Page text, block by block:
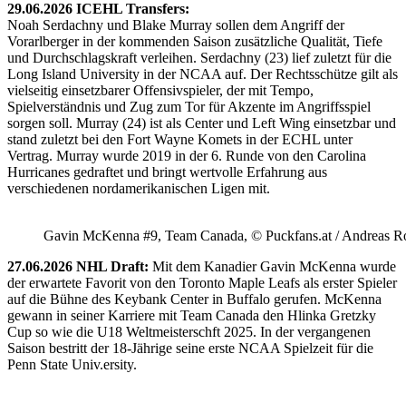
29.06.2026 ICEHL Transfers:
Noah Serdachny und Blake Murray sollen dem Angriff der
Vorarlberger in der kommenden Saison zusätzliche Qualität, Tiefe
und Durchschlagskraft verleihen. Serdachny (23) lief zuletzt für die
Long Island University in der NCAA auf. Der Rechtsschütze gilt als
vielseitig einsetzbarer Offensivspieler, der mit Tempo,
Spielverständnis und Zug zum Tor für Akzente im Angriffsspiel
sorgen soll. Murray (24) ist als Center und Left Wing einsetzbar und
stand zuletzt bei den Fort Wayne Komets in der ECHL unter
Vertrag. Murray wurde 2019 in der 6. Runde von den Carolina
Hurricanes gedraftet und bringt wertvolle Erfahrung aus
verschiedenen nordamerikanischen Ligen mit.
Gavin McKenna #9, Team Canada, © Puckfans.at / Andreas
27.06.2026 NHL Draft: Mit dem Kanadier Gavin McKenna wurde
der erwartete Favorit von den Toronto Maple Leafs als erster Spieler
auf die Bühne des Keybank Center in Buffalo gerufen. McKenna
gewann in seiner Karriere mit Team Canada den Hlinka Gretzky
Cup so wie die U18 Weltmeisterschft 2025. In der vergangenen
Saison bestritt der 18-Jährige seine erste NCAA Spielzeit für die
Penn State Univ.ersity.